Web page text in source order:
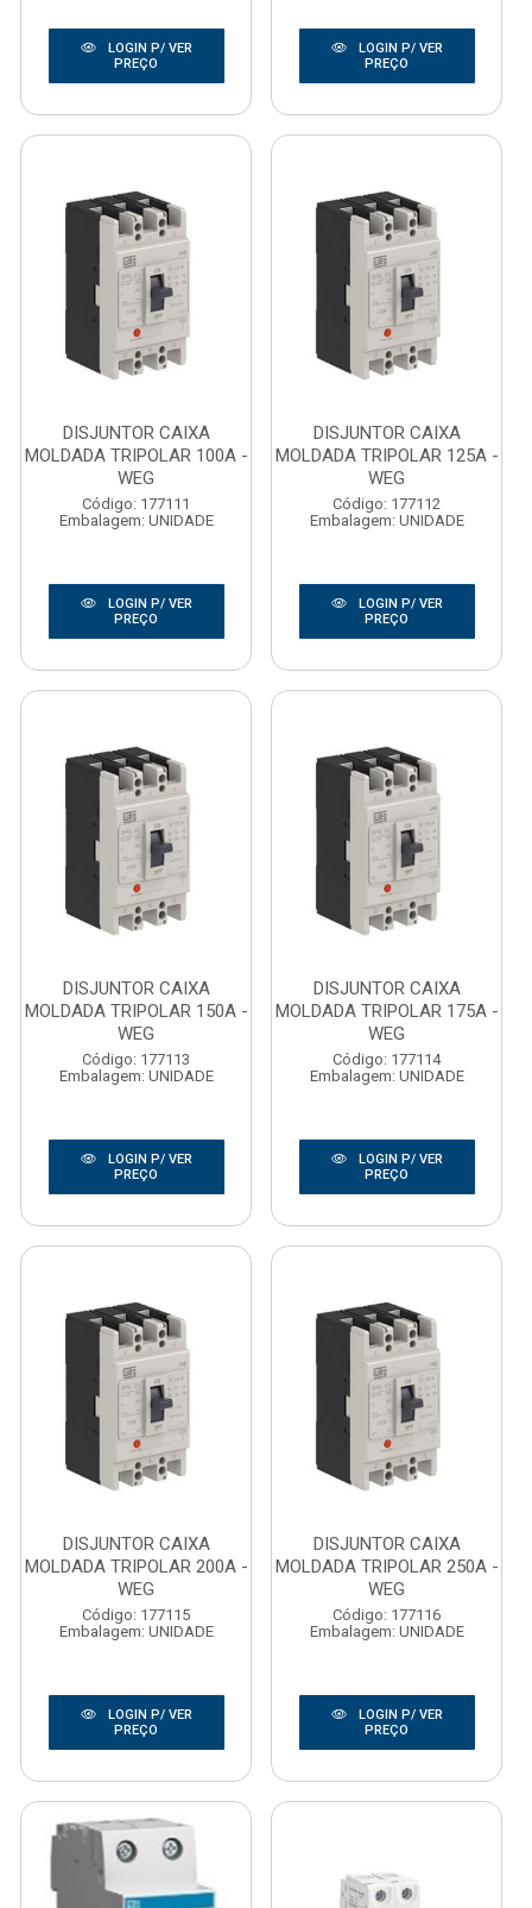
LOGIN P/ VER
PREÇO
LOGIN P/ VER
PREÇO
DISJUNTOR CAIXA
MOLDADA TRIPOLAR 100A -
WEG
Código: 177111
Embalagem: UNIDADE
LOGIN P/ VER
PREÇO
DISJUNTOR CAIXA
MOLDADA TRIPOLAR 125A -
WEG
Código: 177112
Embalagem: UNIDADE
LOGIN P/ VER
PREÇO
DISJUNTOR CAIXA
MOLDADA TRIPOLAR 150A -
WEG
Código: 177113
Embalagem: UNIDADE
LOGIN P/ VER
PREÇO
DISJUNTOR CAIXA
MOLDADA TRIPOLAR 175A -
WEG
Código: 177114
Embalagem: UNIDADE
LOGIN P/ VER
PREÇO
DISJUNTOR CAIXA
MOLDADA TRIPOLAR 200A -
WEG
Código: 177115
Embalagem: UNIDADE
LOGIN P/ VER
PREÇO
DISJUNTOR CAIXA
MOLDADA TRIPOLAR 250A -
WEG
Código: 177116
Embalagem: UNIDADE
LOGIN P/ VER
PREÇO